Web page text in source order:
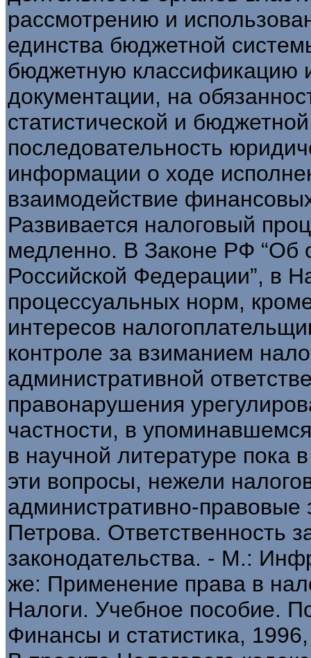
рассмотрению и
единства бюджетной
бюджетную
документации, на
статистической и
последовательность
информации о ходе
взаимодействие
Развивается налоговый
медленно. В Законе РФ “Об
Российской Федерации”, в
процессуальных норм,
интересов
контроле за взиманием
административной
правонарушения
частности, в
в научной литературе
эти вопросы, нежели
административно-
Петрова. Ответственность
законодательства. - М.:
же: Применение права в
Налоги. Учебное пособие.
Финансы и статистика,